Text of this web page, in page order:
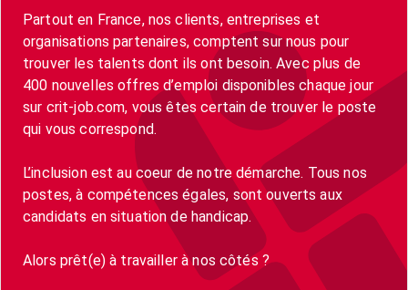
Partout en France, nos clients, entreprises et
organisations partenaires, comptent sur nous pour
trouver les talents dont ils ont besoin. Avec plus de
400 nouvelles offres d’emploi disponibles chaque jour
sur crit-job.com, vous êtes certain de trouver le poste
qui vous correspond.
L’inclusion est au coeur de notre démarche. Tous nos
postes, à compétences égales, sont ouverts aux
candidats en situation de handicap.
Alors prêt(e) à travailler à nos côtés ?